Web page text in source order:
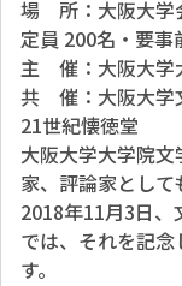
場 所：大阪大学
定員 200名・要
主 催：大阪大学
共 催：大阪大学
21世紀懐徳堂
大阪大学大学院
家、評論家として
2018年11月3日
では、それを記
す。